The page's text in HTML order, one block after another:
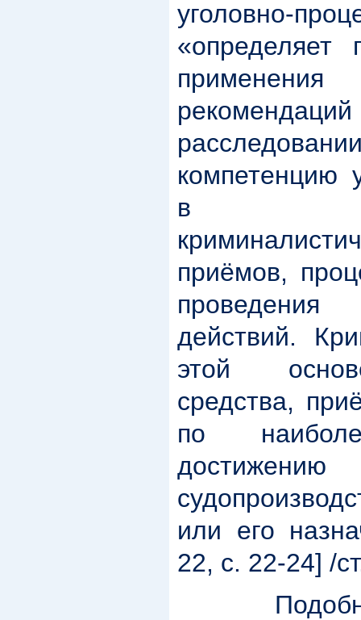
уголовно-
применения
компетенцию
в
приёмов,
действий.
этой
средства,
по
достижению
или его
22, с. 22-24] /
Подобное